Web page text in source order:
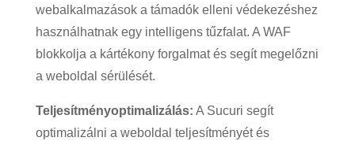
webalkalmazások a támadók elleni védekezéshez
használhatnak egy intelligens tűzfalat. A WAF
blokkolja a kártékony forgalmat és segít megelőzni
a weboldal sérülését.
Teljesítményoptimalizálás: A Sucuri segít
optimalizálni a weboldal teljesítményét és